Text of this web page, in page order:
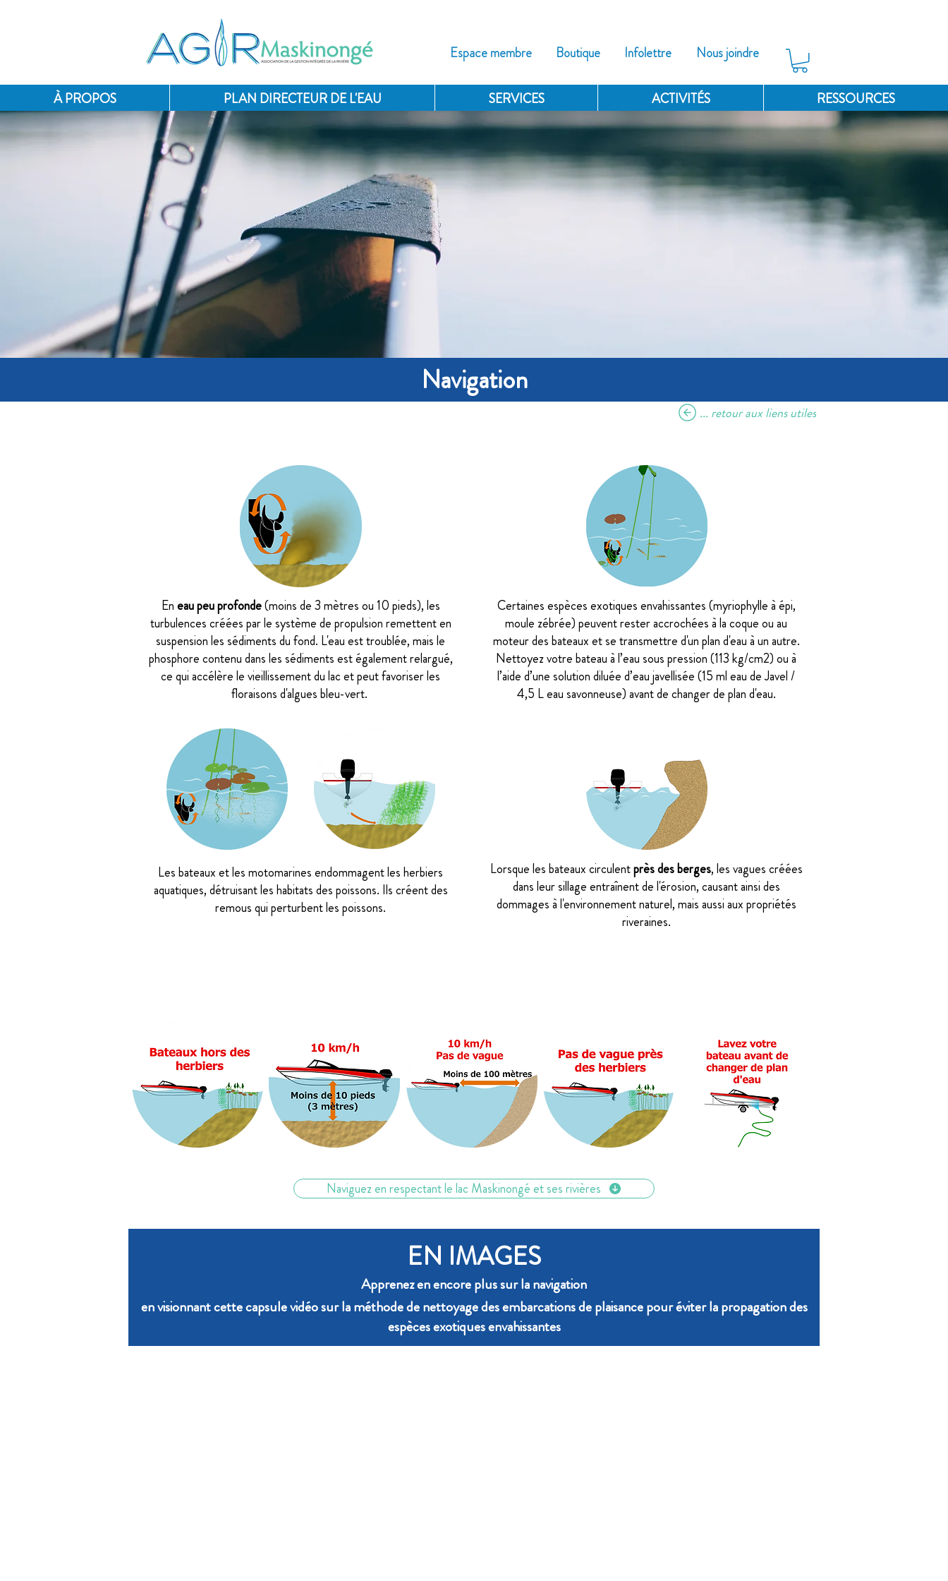
Espace membre Boutique Infolettre Nous joindre
À PROPOS PLAN DIRECTEUR DE L'EAU SERVICES ACTIVITÉS RESSOURCES
Navigation
... retour aux liens utiles
Eneau peu profonde(moins de 3 mètres ou 10 pieds), les
turbulences créées par le système de propulsion remettent en
suspension les sédiments du fond. L'eau est troublée, mais le
phosphore contenu dans les sédiments est également relargué,
ce qui accélère le vieillissement du lac et peut favoriser les
floraisons d'algues bleu-vert.
Certaines espèces exotiques envahissantes (myriophylle à épi,
moule zébrée) peuvent rester accrochées à la coque ou au
moteur des bateaux et se transmettre d'un plan d'eau à un autre.
Nettoyez votre bateau à l’eau sous pression (113 kg/cm2) ou à
l’aide d’une solution diluée d’eau javellisée (15 ml eau de Javel /
4,5 L eau savonneuse) avant de changer de plan d'eau.
Les bateaux et les motomarines endommagent les herbiers
aquatiques, détruisant les habitats des poissons. Ils créent des
remous qui perturbent les poissons.
Lorsque les bateaux circulentprès des berges, les vagues créées
dans leur sillage entraînent de l'érosion, causant ainsi des
dommages à l'environnement naturel, mais aussi aux propriétés
riveraines.
Naviguez en respectant le lac Maskinongé et ses rivières
EN IMAGES
Apprenez en encore plus sur la navigation
en visionnant cette capsule vidéo sur la méthode de nettoyage des embarcations de plaisance pour éviter la propagation des
espèces exotiques envahissantes